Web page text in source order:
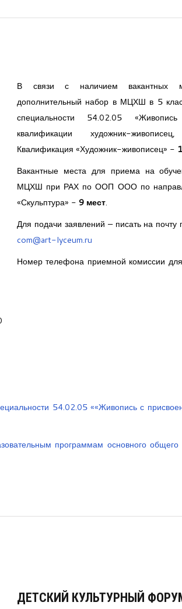
В связи с наличием вакантных
дополнительный набор в МЦХШ в 5
специальности 54.02.05
квалификации художник-живописец,
Квалификация «Художник-живописец» -
Вакантные места для приема на
МЦХШ при РАХ по ООП ООО по
«Скульптура» - 9 мест.
Для подачи заявлений – писать на
com@art-lyceum.ru
Номер телефона приемной комиссии
54.02.05 ««Живопись с
программам основного общего
ДЕТСКИЙ КУЛЬТУРНЫЙ